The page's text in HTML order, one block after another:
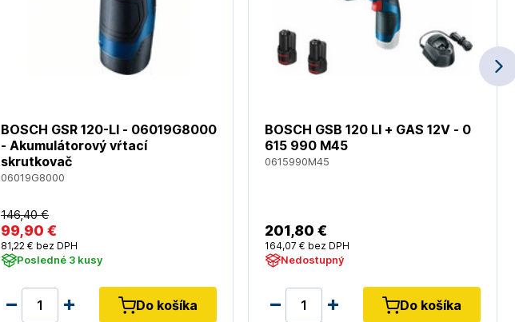
BOSCH GSR 120-LI - 06019G8000
- Akumulátorový vŕtací
skrutkovač
06019G8000
146,40 €
99,90 €
81,22 € bez DPH
Posledné 3 kusy
Do košíka
BOSCH GSB 120 LI + GAS 12V - 0
615 990 M45
0615990M45
201,80 €
164,07 € bez DPH
Nedostupný
Do košíka